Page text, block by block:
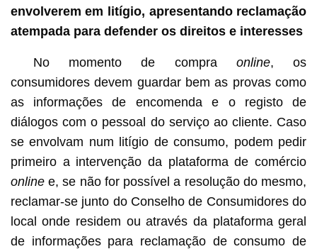
envolverem em litígio, apresentando reclamação
atempada para defender os direitos e interesses
No momento de compra online, os
consumidores devem guardar bem as provas como
as informações de encomenda e o registo de
diálogos com o pessoal do serviço ao cliente. Caso
se envolvam num litígio de consumo, podem pedir
primeiro a intervenção da plataforma de comércio
onlinee, se não for possível a resolução do mesmo,
reclamar-se junto do Conselho de Consumidores do
local onde residem ou através da plataforma geral
de informações para reclamação de consumo de